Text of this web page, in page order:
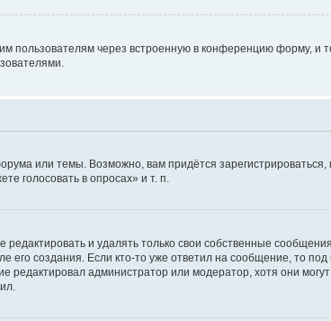
пользователям через встроенную в конференцию форму, и
или темы. Возможно, вам придётся
голосовать в опросах» и т. п.
и удалять только свои собственные
его создания. Если кто-то уже ответил на сообщение, то
администратор или модератор, хотя они